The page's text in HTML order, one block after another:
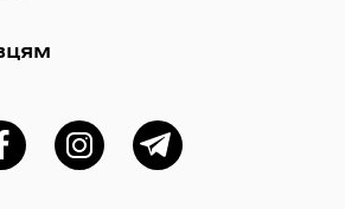
ФейсбукInstagramTelegram